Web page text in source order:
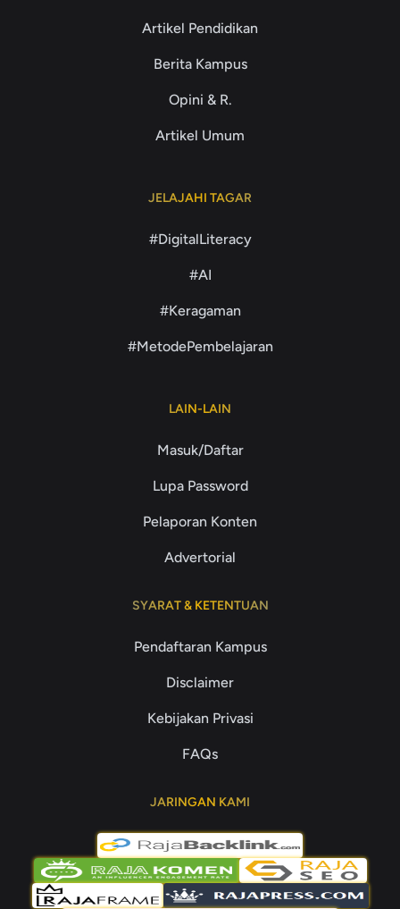
Artikel Pendidikan
Berita Kampus
Opini & R.
Artikel Umum
JELAJAHI TAGAR
#DigitalLiteracy
#AI
#Keragaman
#MetodePembelajaran
LAIN-LAIN
Masuk/Daftar
Lupa Password
Pelaporan Konten
Advertorial
SYARAT & KETENTUAN
Pendaftaran Kampus
Disclaimer
Kebijakan Privasi
FAQs
JARINGAN KAMI